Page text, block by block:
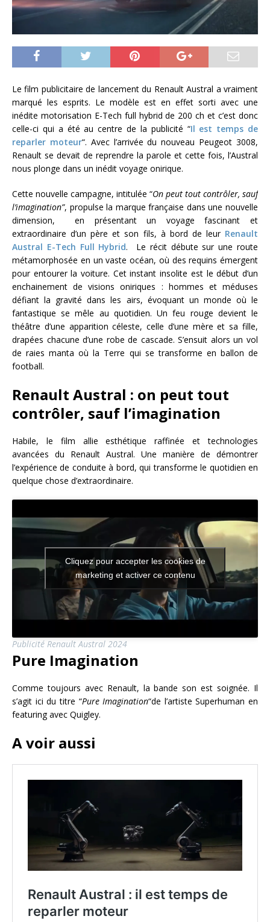
Le film publicitaire de lancement du Renault Austral a vraiment
marqué les esprits. Le modèle est en effet sorti avec une
inédite motorisation E-Tech full hybrid de 200 ch et c’est donc
celle-ci qui a été au centre de la publicité “Il est temps de
reparler moteur“. Avec l’arrivée du nouveau Peugeot 3008,
Renault se devait de reprendre la parole et cette fois, l’Austral
nous plonge dans un inédit voyage onirique.
Cette nouvelle campagne, intitulée “On peut tout contrôler, sauf
l’imagination”, propulse la marque française dans une nouvelle
dimension, en présentant un voyage fascinant et
extraordinaire d’un père et son fils, à bord de leur Renault
Austral E-Tech Full Hybrid. Le récit débute sur une route
métamorphosée en un vaste océan, où des requins émergent
pour entourer la voiture. Cet instant insolite est le début d’un
enchainement de visions oniriques : hommes et méduses
défiant la gravité dans les airs, évoquant un monde où le
fantastique se mêle au quotidien. Un feu rouge devient le
théâtre d’une apparition céleste, celle d’une mère et sa fille,
drapées chacune d’une robe de cascade. S’ensuit alors un vol
de raies manta où la Terre qui se transforme en ballon de
football.
Renault Austral : on peut tout
contrôler, sauf l’imagination
Habile, le film allie esthétique raffinée et technologies
avancées du Renault Austral. Une manière de démontrer
l’expérience de conduite à bord, qui transforme le quotidien en
quelque chose d’extraordinaire.
Cliquez pour accepter les cookies de
marketing et activer ce contenu
Publicité Renault Austral 2024
Pure Imagination
Comme toujours avec Renault, la bande son est soignée. Il
s’agit ici du titre “Pure Imagination“de l’artiste Superhuman en
featuring avec Quigley.
A voir aussi